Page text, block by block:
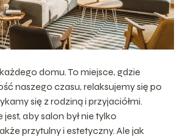
domu. To miejsce, gdzie
naszego czasu, relaksujemy się po
się z rodziną i przyjaciółmi.
aby salon był nie tylko
przytulny i estetyczny. Ale jak